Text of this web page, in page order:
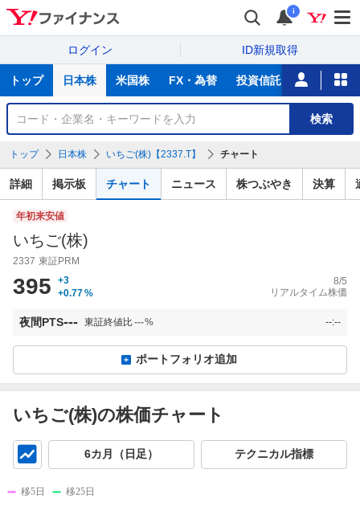
i
ログイン ID新規取得
サ
トップ 日本株 米国株 FX・為替 投資信託 ニュース
銘
検
索
検索
トップ 日本株 いちご(株)【2337.T】 チャート
詳細 掲示板 チャート ニュース 株つぶやき 決算
年初来安値
いちご(株)
2337 東証PRM
395
+3
+0.77%
8/5
リアルタイム株価
夜間PTS--- 東証終値比---% --:--
ポートフォリオ追加
いちご(株)の株価チャート
6カ月（日足） テクニカル指標
移5日 移25日